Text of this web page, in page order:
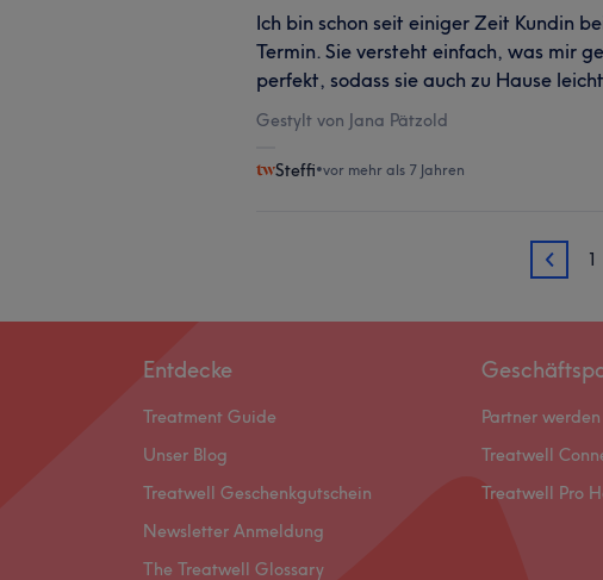
Ich bin schon seit einiger Zeit Kundin
Termin. Sie versteht einfach, was mir
perfekt, sodass sie auch zu Hause
Gestylt von Jana Pätzold
Steffi•vor mehr als 7 Jahren
1 1
Entdecke
Treatment Guide
Unser Blog
Treatwell Geschenkgutschein
Newsletter Anmeldung
The Treatwell Glossary
Partner werden
Treatwell
Treatwell Pro